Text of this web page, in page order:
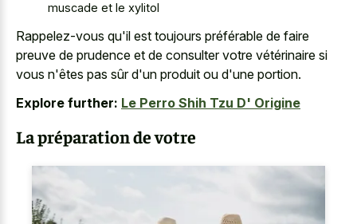
muscade et le xylitol
Rappelez-vous qu'il est toujours préférable de faire
preuve de prudence et de consulter votre vétérinaire si
vous n'êtes pas sûr d'un produit ou d'une portion.
Explore further: Le Perro Shih Tzu D' Origine
La préparation de votre